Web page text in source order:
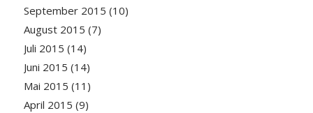
September 2015 (10)
August 2015 (7)
Juli 2015 (14)
Juni 2015 (14)
Mai 2015 (11)
April 2015 (9)